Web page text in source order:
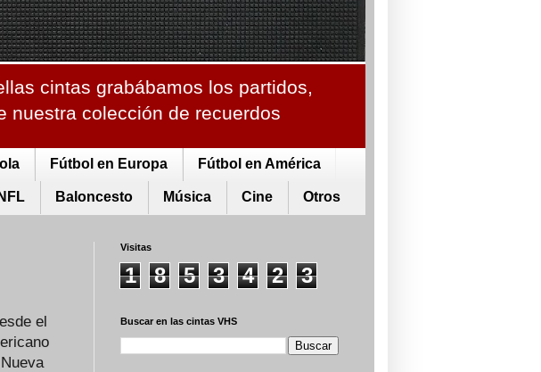
cintas grabábamos los partidos,
nuestra colección de recuerdos
Fútbol en Europa Fútbol en América
Baloncesto Música Cine Otros
el
Visitas
1 8 5 3 4 2 3
Buscar en las cintas VHS